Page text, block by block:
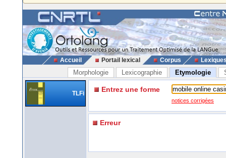
Accueil Portail lexical Corpus
Morphologie Lexicographie Etymologie
TLFi Entrez une forme
notices corrigées
Erreur